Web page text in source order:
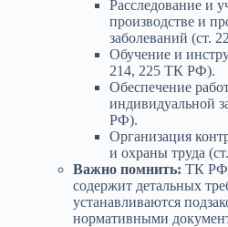
Расследование и
производстве и
заболеваний (ст.
Обучение и
214, 225 ТК РФ).
Обеспечение
индивидуальной
РФ).
Организация
и охраны труда
Важно помнить: ТК РФ
содержит детальных
устанавливаются
нормативными